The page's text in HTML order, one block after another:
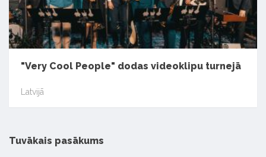
"Very Cool People" dodas videoklipu turnejā
Latvijā
Tuvākais pasākums